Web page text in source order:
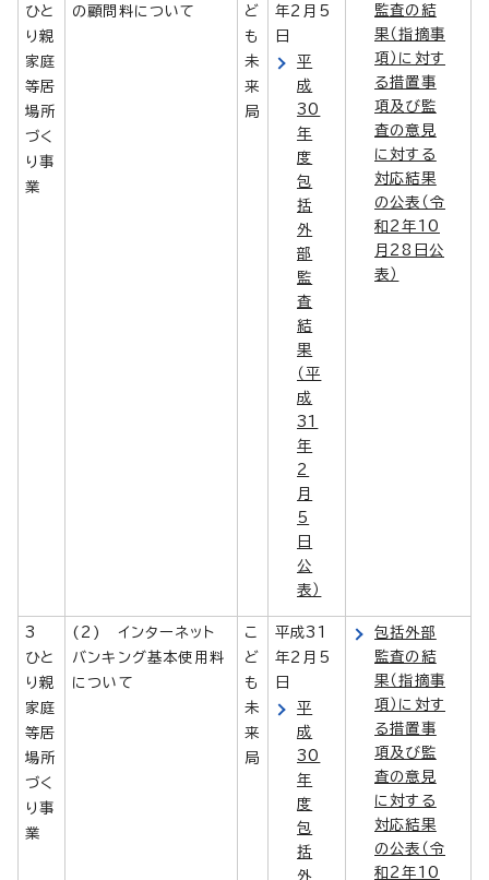
ひと
り親
家庭
等居
場所
づく
り事
業
の顧問料について
ど
も
未
来
局
年2月5
日
平
成
30
年
度
包
括
外
部
監
査
結
果
（平
成
31
年
2
月
5
日
公
表）
監査の結
果（指摘事
項）に対す
る措置事
項及び監
査の意見
に対する
対応結果
の公表（令
和2年10
月28日公
表）
3
ひと
り親
家庭
等居
場所
づく
り事
業
(2) インターネット
バンキング基本使用料
について
こ
ど
も
未
来
局
平成31
年2月5
日
平
成
30
年
度
包
括
外
包括外部
監査の結
果（指摘事
項）に対す
る措置事
項及び監
査の意見
に対する
対応結果
の公表（令
和2年10